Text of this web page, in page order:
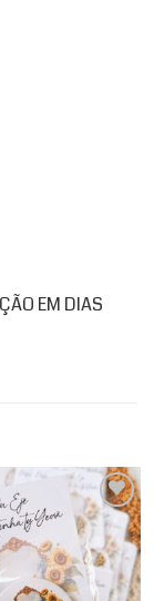
EM DIAS
Add to
wishlist